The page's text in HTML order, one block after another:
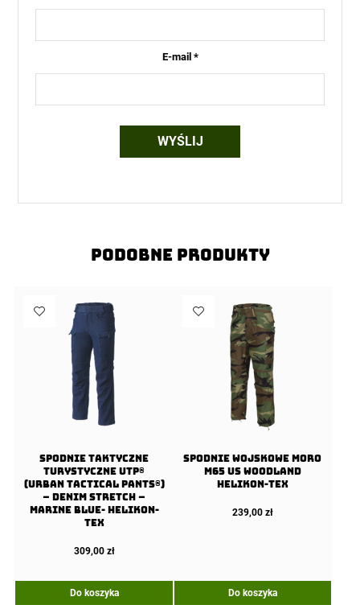
E-mail *
Podobne produkty
Spodnie Taktyczne
Turystyczne UTP®
(Urban Tactical Pants®)
– Denim Stretch –
Marine Blue- Helikon-
Tex
309,00 zł
Do koszyka
Spodnie wojskowe moro
M65 US Woodland
Helikon-Tex
239,00 zł
Do koszyka